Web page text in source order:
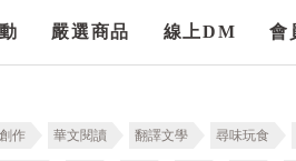
嚴選商品 線上DM 會
作 華文閱讀 翻譯文學 尋味玩食